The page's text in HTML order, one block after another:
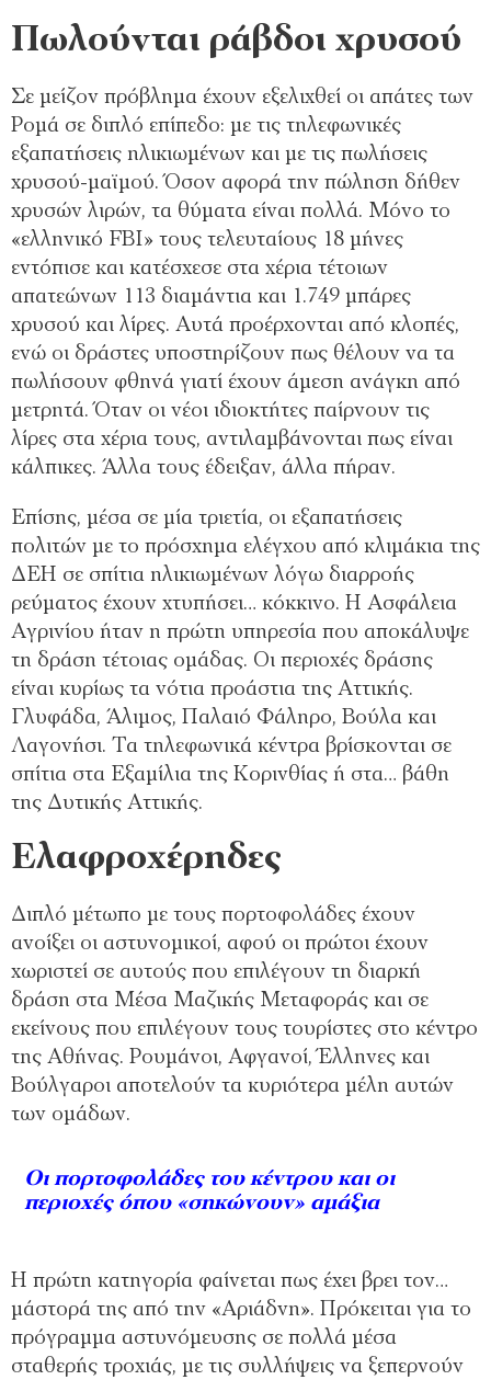
Πωλούνται ράβδοι χρυσού
Σε μείζον πρόβλημα έχουν εξελιχθεί οι απάτες των
Ρομά σε διπλό επίπεδο: με τις τηλεφωνικές
εξαπατήσεις ηλικιωμένων και με τις πωλήσεις
χρυσού-μαϊμού. Όσον αφορά την πώληση δήθεν
χρυσών λιρών, τα θύματα είναι πολλά. Μόνο το
«ελληνικό FBI» τους τελευταίους 18 μήνες
εντόπισε και κατέσχεσε στα χέρια τέτοιων
απατεώνων 113 διαμάντια και 1.749 μπάρες
χρυσού και λίρες. Αυτά προέρχονται από κλοπές,
ενώ οι δράστες υποστηρίζουν πως θέλουν να τα
πωλήσουν φθηνά γιατί έχουν άμεση ανάγκη από
μετρητά. Όταν οι νέοι ιδιοκτήτες παίρνουν τις
λίρες στα χέρια τους, αντιλαμβάνονται πως είναι
κάλπικες. Άλλα τους έδειξαν, άλλα πήραν.
Επίσης, μέσα σε μία τριετία, οι εξαπατήσεις
πολιτών με το πρόσχημα ελέγχου από κλιμάκια της
ΔΕΗ σε σπίτια ηλικιωμένων λόγω διαρροής
ρεύματος έχουν χτυπήσει… κόκκινο. Η Ασφάλεια
Αγρινίου ήταν η πρώτη υπηρεσία που αποκάλυψε
τη δράση τέτοιας ομάδας. Οι περιοχές δράσης
είναι κυρίως τα νότια προάστια της Αττικής.
Γλυφάδα, Άλιμος, Παλαιό Φάληρο, Βούλα και
Λαγονήσι. Τα τηλεφωνικά κέντρα βρίσκονται σε
σπίτια στα Εξαμίλια της Κορινθίας ή στα… βάθη
της Δυτικής Αττικής.
Ελαφροχέρηδες
Διπλό μέτωπο με τους πορτοφολάδες έχουν
ανοίξει οι αστυνομικοί, αφού οι πρώτοι έχουν
χωριστεί σε αυτούς που επιλέγουν τη διαρκή
δράση στα Μέσα Μαζικής Μεταφοράς και σε
εκείνους που επιλέγουν τους τουρίστες στο κέντρο
της Αθήνας. Ρουμάνοι, Αφγανοί, Έλληνες και
Βούλγαροι αποτελούν τα κυριότερα μέλη αυτών
των ομάδων.
Οι πορτοφολάδες του κέντρου και οι
περιοχές όπου «σηκώνουν» αμάξια
Η πρώτη κατηγορία φαίνεται πως έχει βρει τον…
μάστορά της από την «Αριάδνη». Πρόκειται για το
πρόγραμμα αστυνόμευσης σε πολλά μέσα
σταθερής τροχιάς, με τις συλλήψεις να ξεπερνούν